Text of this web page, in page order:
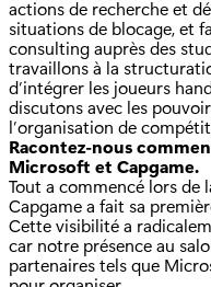
actions de recherche et
situations de blocage, et
consulting auprès des
travaillons à la
d’intégrer les joueurs
discutons avec les
l’organisation de
Racontez-nous
Microsoft et Capgame.
Tout a commencé lors de
Capgame a fait sa
Cette visibilité a
car notre présence au
partenaires tels que